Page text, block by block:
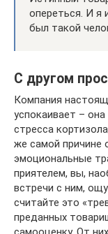
опереться. И я
был такой
С другом
Компания
успокаивает –
стресса
же самой причине
эмоциональные
приятелем, вы,
встречи с ним,
считайте это
преданных